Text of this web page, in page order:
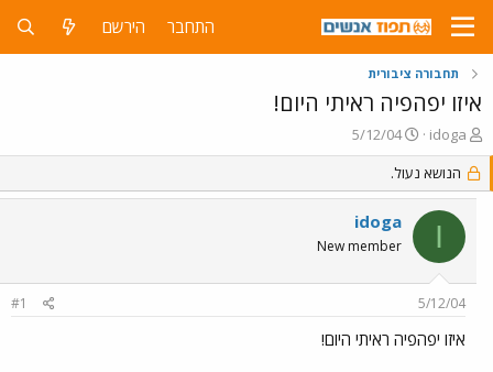
התחבר הירשם
תחבורה ציבורית
איזו יפהפיה ראיתי היום!
פ
ו
ת
ח
נ
idoga
פ
ו
ר
ס
ב
ת
ך
5/12/04
הנושא נעול.
I
idoga
New member
5/12/04
#1
איזו יפהפיה ראיתי היום!